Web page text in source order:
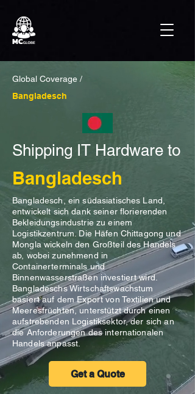
Global Coverage /
Bangladesch
Shipping IT Hardware to
Bangladesch
Bangladesch, ein südasiatisches Land,
entwickelt sich dank seiner florierenden
Bekleidungsindustrie zu einem
Logistikzentrum. Die Häfen Chittagong und
Mongla wickeln den Großteil des Handels
ab, wobei zunehmend in
Containerterminals und
Binnenwasserstraßen investiert wird.
Bangladeschs Wirtschaftswachstum
basiert auf dem Export von Textilien und
Meeresfrüchten, unterstützt durch einen
aufstrebenden Logistiksektor, der sich an
die Anforderungen des internationalen
Handels anpasst.
Get a Quote